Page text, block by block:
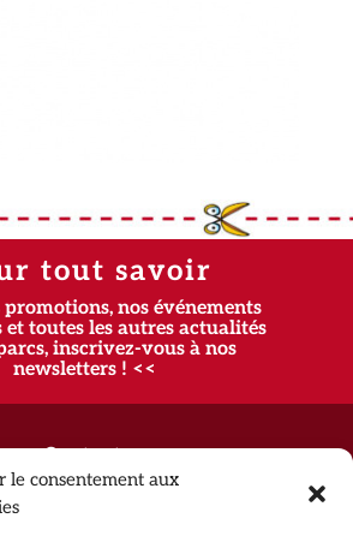
le consentement aux
tout savoir
promotions, nos événements
et toutes les autres actualités
inscrivez-vous à nos
newsletters ! <<
Contact